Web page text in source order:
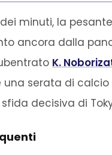
minuti, la pesante
ancora dalla
K.
serata di
decisiva di